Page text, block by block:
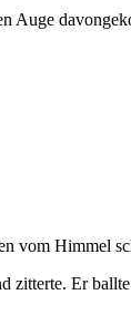
Auge
vom Himmel
zitterte. Er